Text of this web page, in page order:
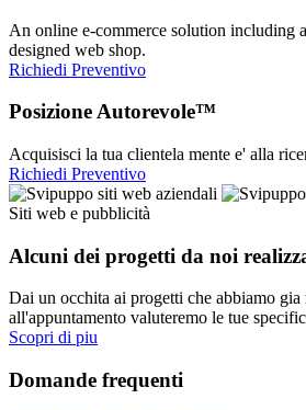
An online e-commerce solution including
designed web shop.
Richiedi Preventivo
Posizione Autorevole™
Acquisisci la tua clientela mente e' alla
Richiedi Preventivo
Siti web e pubblicità
Alcuni dei progetti da noi
Dai un occhita ai progetti che abbiamo gia
all'appuntamento valuteremo le tue
Scopri di piu
Domande frequenti